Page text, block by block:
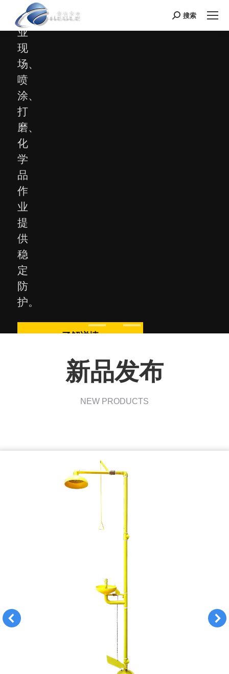
Search:
搜索
工
业
现
场、
喷
涂、
打
磨、
化
学
品
作
业
提
供
稳
定
防
护。
了解详情
新品发布
NEW PRODUCTS